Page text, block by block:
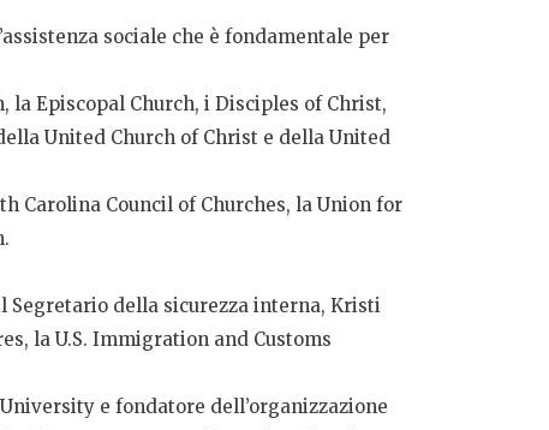
sociale che è fondamentale per
Episcopal Church, i Disciples of Christ,
United Church of Christ e della United
Carolina Council of Churches, la Union for
della sicurezza interna, Kristi
la U.S. Immigration and Customs
e fondatore dell’organizzazione